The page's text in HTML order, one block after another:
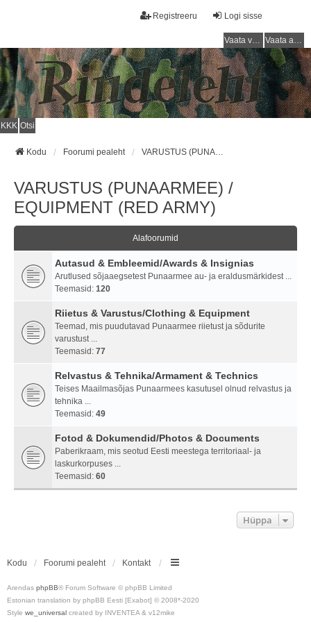
Logi sisse
Registreeru
Vaata vastamata teemasi Vaata aktiivseid teemasid
KKK Otsi
Kodu Foorumi pealeht VARUSTUS (PUNAARMEE) / EQUIPMENT (RED ARMY)
VARUSTUS (PUNAARMEE) /
EQUIPMENT (RED ARMY)
Alafoorumid
Autasud & Embleemid/Awards & Insignias
Arutlused sõjaaegsetest Punaarmee au- ja eraldusmärkidest ...
Teemasid: 120
Riietus & Varustus/Clothing & Equipment
Teemad, mis puudutavad Punaarmee riietust ja sõdurite
varustust ...
Teemasid: 77
Relvastus & Tehnika/Armament & Technics
Teises Maailmasõjas Punaarmees kasutusel olnud relvastus ja
tehnika ...
Teemasid: 49
Fotod & Dokumendid/Photos & Documents
Paberikraam, mis seotud Eesti meestega territoriaal- ja
laskurkorpuses ...
Teemasid: 60
Hüppa
Kodu Foorumi pealeht Kontakt
Arendas phpBB® Forum Software © phpBB Limited
Estonian translation by phpBB Eesti [Exabot] © 2008*-2020
Style we_universal created by INVENTEA & v12mike